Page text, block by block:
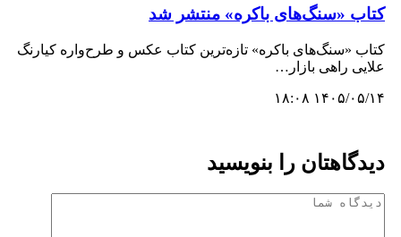
کتاب «سنگ‌های باکره» منتشر شد
کتاب «سنگ‌های باکره» تازه‌ترین کتاب عکس و طرح‌واره کیارنگ
علایی راهی بازار…
۱۴۰۵/۰۵/۱۴ ۱۸:۰۸
دیدگاهتان را بنویسید